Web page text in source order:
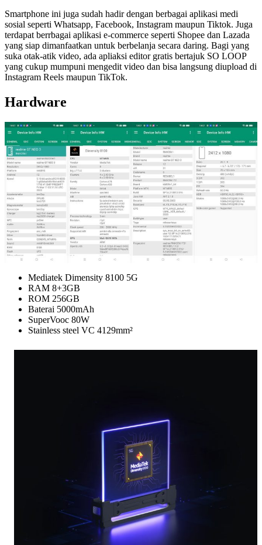
Smartphone ini juga sudah hadir dengan berbagai aplikasi medi
sosial seperti Whatsapp, Facebook, Instagram maupun Tiktok. Juga
terdapat berrbagai aplikasi e-commerce seperti Shopee dan Lazada
yang siap dimanfaatkan untuk berbelanja secara daring. Bagi yang
suka otak-atik video, ada apliaksi editor gratis bertajuk SO LOOP
yang cukup mumpuni mengedit video dan bisa langsung diupload di
Instagram Reels maupun TikTok.
Hardware
Mediatek Dimensity 8100 5G
RAM 8+3GB
ROM 256GB
Baterai 5000mAh
SuperVooc 80W
Stainless steel VC 4129mm²